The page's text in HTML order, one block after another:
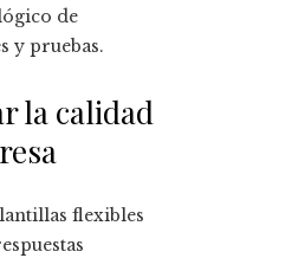
de
y pruebas.
la calidad
flexibles